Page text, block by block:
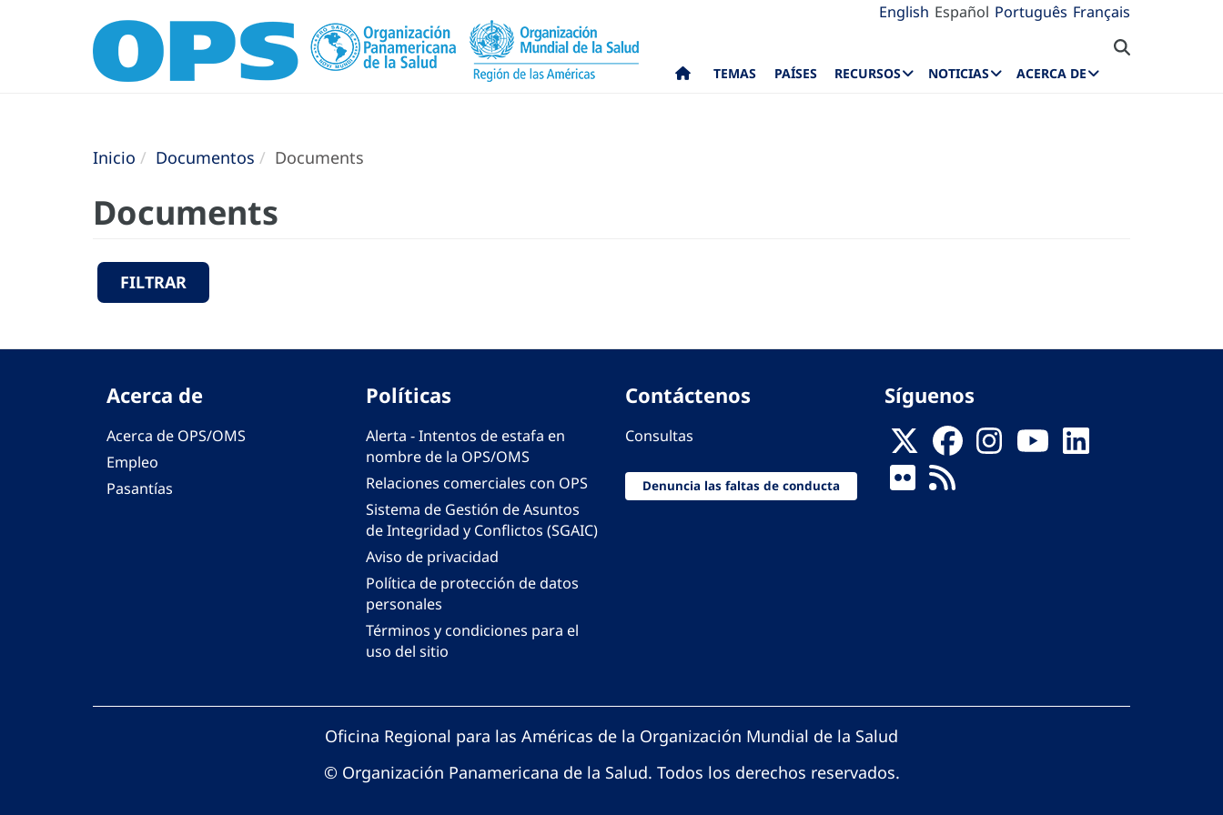
English Español Português Français
TEMAS PAÍSES RECURSOS NOTICIAS ACERCA DE
Inicio Documentos Documents
Documents
FILTRAR
Acerca de
Acerca de OPS/OMS
Empleo
Pasantías
Políticas
Alerta - Intentos de estafa en
nombre de la OPS/OMS
Relaciones comerciales con OPS
Sistema de Gestión de Asuntos
de Integridad y Conflictos (SGAIC)
Aviso de privacidad
Política de protección de datos
personales
Términos y condiciones para el
uso del sitio
Contáctenos
Consultas
Denuncia las faltas de conducta
Síguenos
Oficina Regional para las Américas de la Organización Mundial de la Salud
© Organización Panamericana de la Salud. Todos los derechos reservados.